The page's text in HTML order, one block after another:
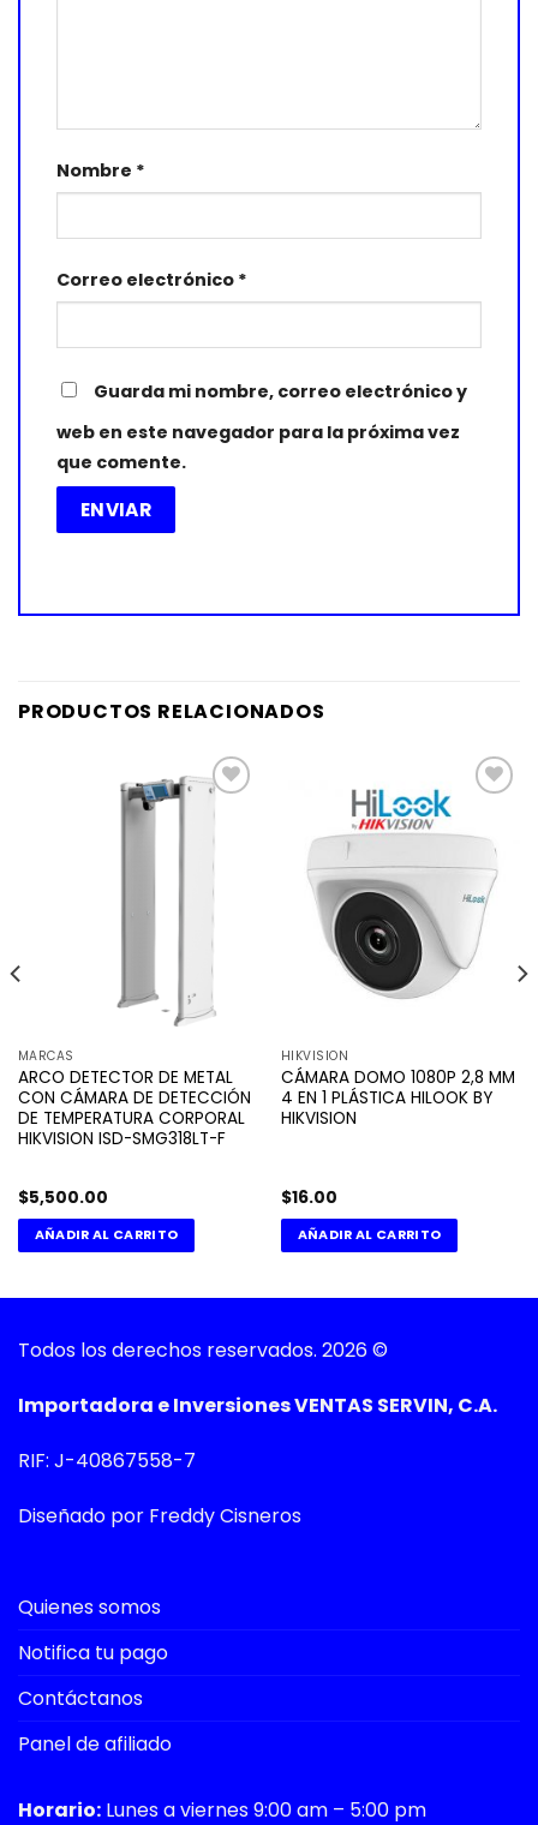
Nombre *
Correo electrónico *
Guarda mi nombre, correo electrónico y
web en este navegador para la próxima vez
que comente.
PRODUCTOS RELACIONADOS
Añadir
deseos
MARCAS
ARCO DETECTOR DE METAL
CON CÁMARA DE DETECCIÓN
DE TEMPERATURA CORPORAL
HIKVISION ISD-SMG318LT-F
$5,500.00
AÑADIR AL CARRITO
lista de
HIKVISION
CÁMARA DOMO 1080P 2,8 MM
4 EN 1 PLÁSTICA HILOOK BY
HIKVISION
$16.00
AÑADIR AL CARRITO
Todos los derechos reservados. 2026 ©
Importadora e Inversiones VENTAS SERVIN, C.A.
RIF: J-40867558-7
Diseñado por Freddy Cisneros
Quienes somos
Notifica tu pago
Contáctanos
Panel de afiliado
Horario: Lunes a viernes 9:00 am – 5:00 pm